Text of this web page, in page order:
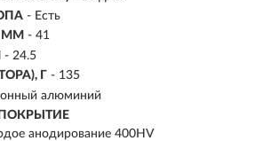
- Есть
ММ - 41
- 24.5
Г - 135
алюминий
анодирование 400HV